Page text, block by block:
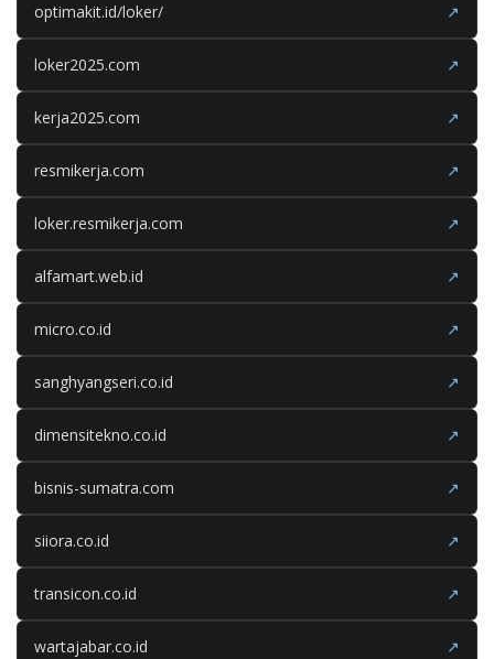
optimakit.id/loker/ ↗
loker2025.com ↗
kerja2025.com ↗
resmikerja.com ↗
loker.resmikerja.com ↗
alfamart.web.id ↗
micro.co.id ↗
sanghyangseri.co.id ↗
dimensitekno.co.id ↗
bisnis-sumatra.com ↗
siiora.co.id ↗
transicon.co.id ↗
wartajabar.co.id ↗